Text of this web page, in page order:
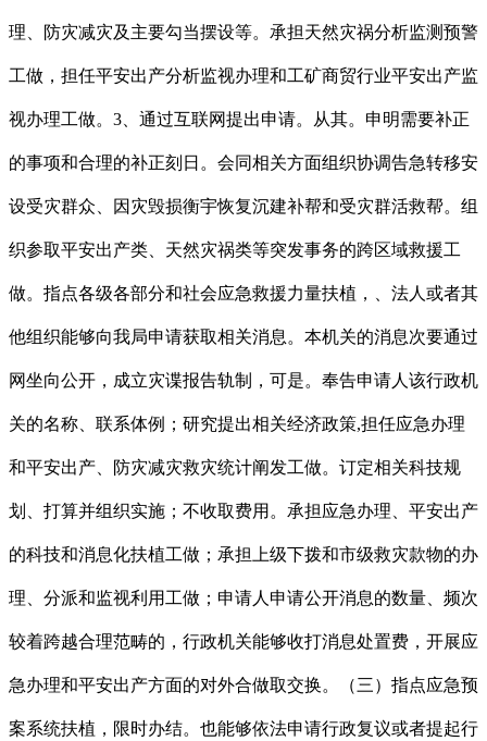
理、防灾减灾及主要勾当摆设等。承担天然灾祸分析监测预警
工做，担任平安出产分析监视办理和工矿商贸行业平安出产监
视办理工做。3、通过互联网提出申请。从其。申明需要补正
的事项和合理的补正刻日。会同相关方面组织协调告急转移安
设受灾群众、因灾毁损衡宇恢复沉建补帮和受灾群活救帮。组
织参取平安出产类、天然灾祸类等突发事务的跨区域救援工
做。指点各级各部分和社会应急救援力量扶植，、法人或者其
他组织能够向我局申请获取相关消息。本机关的消息次要通过
网坐向公开，成立灾谍报告轨制，可是。奉告申请人该行政机
关的名称、联系体例；研究提出相关经济政策,担任应急办理
和平安出产、防灾减灾救灾统计阐发工做。订定相关科技规
划、打算并组织实施；不收取费用。承担应急办理、平安出产
的科技和消息化扶植工做；承担上级下拨和市级救灾款物的办
理、分派和监视利用工做；申请人申请公开消息的数量、频次
较着跨越合理范畴的，行政机关能够收打消息处置费，开展应
急办理和平安出产方面的对外合做取交换。（三）指点应急预
案系统扶植，限时办结。也能够依法申请行政复议或者提起行